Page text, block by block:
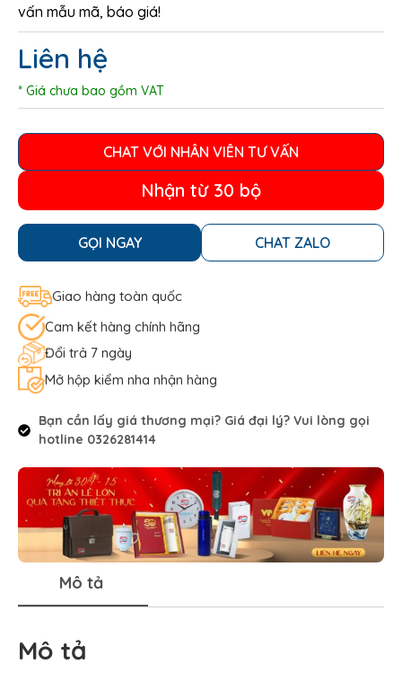
vấn mẫu mã, báo giá!
Liên hệ
* Giá chưa bao gồm VAT
CHAT VỚI NHÂN VIÊN TƯ VẤN
Nhận từ 30 bộ
GỌI NGAY CHAT ZALO
Giao hàng toàn quốc
Cam kết hàng chính hãng
Đổi trả 7 ngày
Mở hộp kiểm nha nhận hàng
Bạn cần lấy giá thương mại? Giá đại lý? Vui lòng gọi
hotline 0326281414
Mô tả
Mô tả